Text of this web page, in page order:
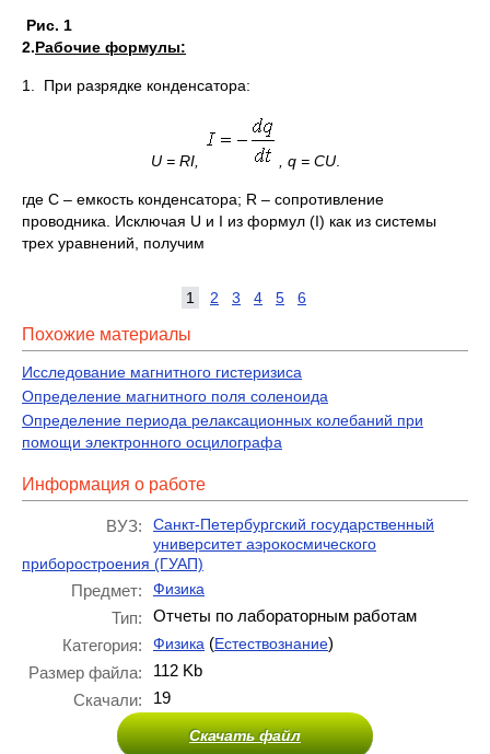
Рис. 1
2.Рабочие формулы:
1. При разрядке конденсатора:
U = RI, , q = CU.
где С – емкость конденсатора; R – сопротивление
проводника. Исключая U и I из формул (I) как из системы
трех уравнений, получим
1 2 3 4 5 6
Похожие материалы
Исследование магнитного гистеризиса
Определение магнитного поля соленоида
Определение периода релаксационных колебаний при
помощи электронного осцилографа
Информация о работе
ВУЗ:
Санкт-Петербургский государственный
университет аэрокосмического
приборостроения (ГУАП)
Предмет: Физика
Тип:
Отчеты по лабораторным работам
Категория:
Физика (Естествознание)
Размер файла:
112 Kb
Скачали:
19
Скачать файл